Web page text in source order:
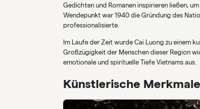
Gedichten und Romanen inspirieren ließen,
Wendepunkt war 1940 die Gründung des
professionalisierte.
Im Laufe der Zeit wurde Cai Luong zu einem
Großzügigkeit der Menschen dieser Region
emotionale und spirituelle Tiefe Vietnams aus.
Künstlerische